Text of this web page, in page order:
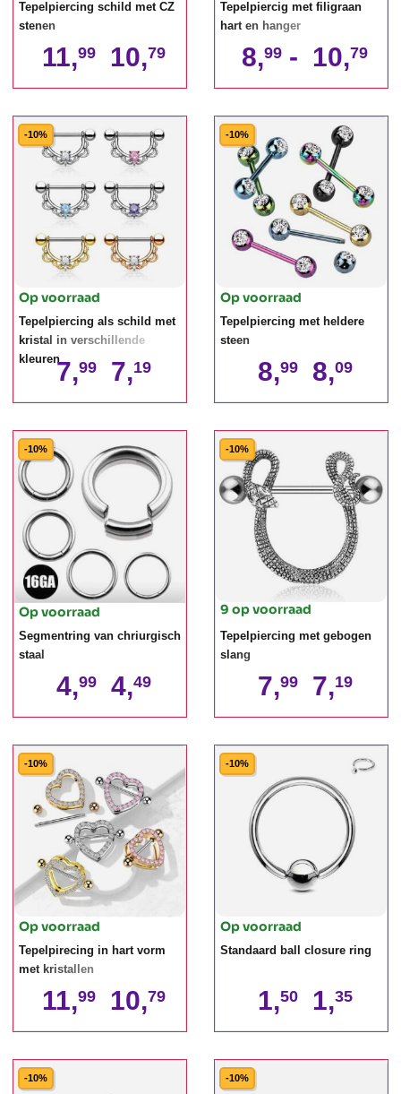
Tepelpiercing schild met CZ
stenen
11,99 10,79
Tepelpiercig met filigraan
hart en hanger
8,99 - 10,79
-10%
Op voorraad
Tepelpiercing als schild met
kristal in verschillende
kleuren7,99 7,19
-10%
Op voorraad
Tepelpiercing met heldere
steen
8,99 8,09
-10%
Op voorraad
Segmentring van chriurgisch
staal
4,99 4,49
-10%
9 op voorraad
Tepelpiercing met gebogen
slang
7,99 7,19
-10%
Op voorraad
Tepelpirecing in hart vorm
met kristallen
11,99 10,79
-10%
Op voorraad
Standaard ball closure ring
1,50 1,35
-10% -10%